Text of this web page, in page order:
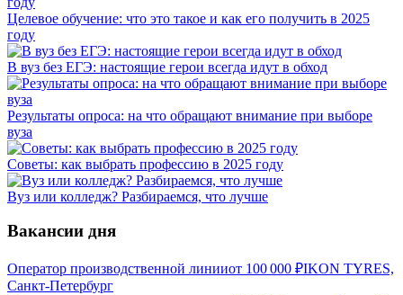
Целевое обучение: что это такое и как его получить в 2025
году
В вуз без ЕГЭ: настоящие герои всегда идут в обход
Результаты опроса: на что обращают внимание при выборе
вуза
Советы: как выбрать профессию в 2025 году
Вуз или колледж? Разбираемся, что лучше
Вакансии дня
Оператор производственной линииот 100 000 ₽IKON TYRES,
Санкт-Петербург